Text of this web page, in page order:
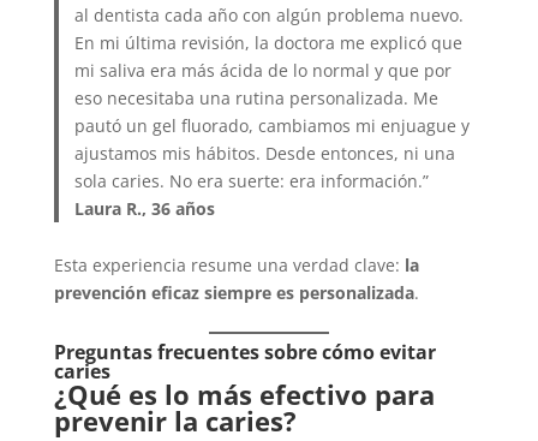
al dentista cada año con algún problema nuevo.
En mi última revisión, la doctora me explicó que
mi saliva era más ácida de lo normal y que por
eso necesitaba una rutina personalizada. Me
pautó un gel fluorado, cambiamos mi enjuague y
ajustamos mis hábitos. Desde entonces, ni una
sola caries. No era suerte: era información.”
Laura R., 36 años
Esta experiencia resume una verdad clave: la
prevención eficaz siempre es personalizada.
Preguntas frecuentes sobre cómo evitar
caries
¿Qué es lo más efectivo para
prevenir la caries?